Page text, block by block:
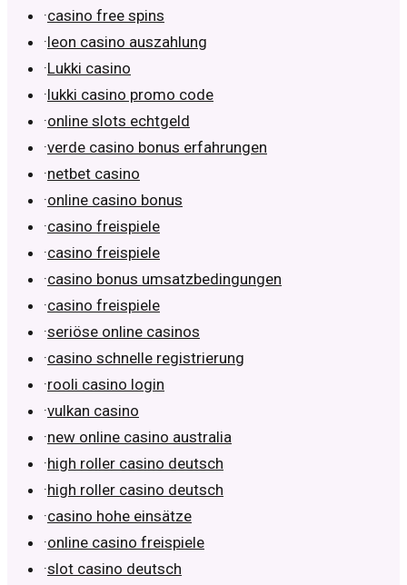
·casino free spins
·leon casino auszahlung
·Lukki casino
·lukki casino promo code
·online slots echtgeld
·verde casino bonus erfahrungen
·netbet casino
·online casino bonus
·casino freispiele
·casino freispiele
·casino bonus umsatzbedingungen
·casino freispiele
·seriöse online casinos
·casino schnelle registrierung
·rooli casino login
·vulkan casino
·new online casino australia
·high roller casino deutsch
·high roller casino deutsch
·casino hohe einsätze
·online casino freispiele
·slot casino deutsch